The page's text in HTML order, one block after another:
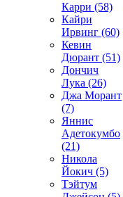
Карри (58)
Кайри
Ирвинг (60)
Кевин
Дюрант (51)
Дончич
Лука (26)
Джа Морант
(7)
Яннис
Адетокумбо
(21)
Никола
Йокич (5)
Тэйтум